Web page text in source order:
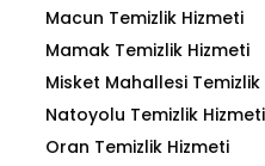
Macun Temizlik Hizmeti
Mamak Temizlik Hizmeti
Misket Mahallesi Temizlik
Natoyolu Temizlik Hizmeti
Oran Temizlik Hizmeti